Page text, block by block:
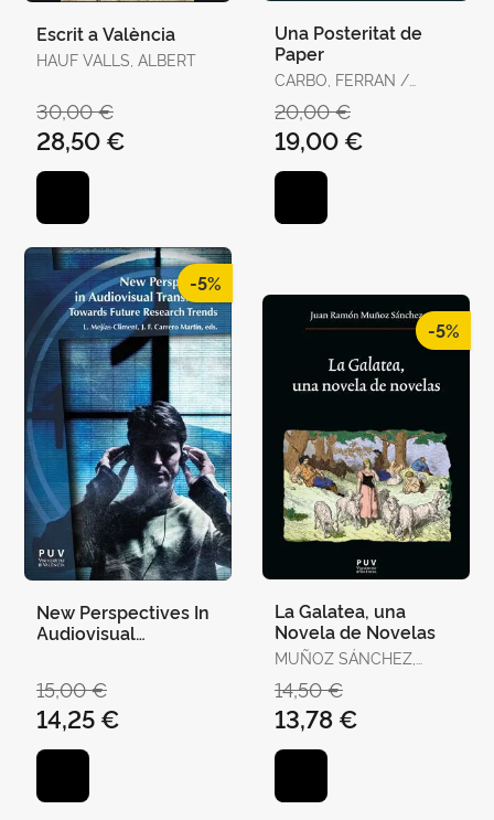
Escrit a València
HAUF VALLS, ALBERT
30,00 €
28,50 €
Una Posteritat de
Paper
CARBO, FERRAN /
GRIMANTOS
20,00 €
19,00 €
-5%
New Perspectives In
Audiovisual
15,00 €
14,25 €
-5%
La Galatea, una
Novela de Novelas
MUÑOZ SÁNCHEZ,
14,50 €
13,78 €